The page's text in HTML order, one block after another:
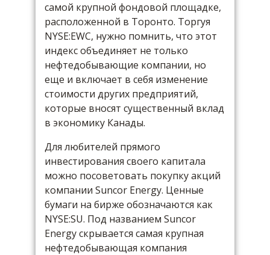
самой крупной фондовой площадке,
расположенной в Торонто. Торгуя
NYSE:EWC, нужно помнить, что этот
индекс объединяет не только
нефтедобывающие компании, но
еще и включает в себя изменение
стоимости других предприятий,
которые вносят существенный вклад
в экономику Канады.
Для любителей прямого
инвестирования своего капитала
можно посоветовать покупку акций
компании Suncor Energy. Ценные
бумаги на бирже обозначаются как
NYSE:SU. Под названием Suncor
Energy скрывается самая крупная
нефтедобывающая компания